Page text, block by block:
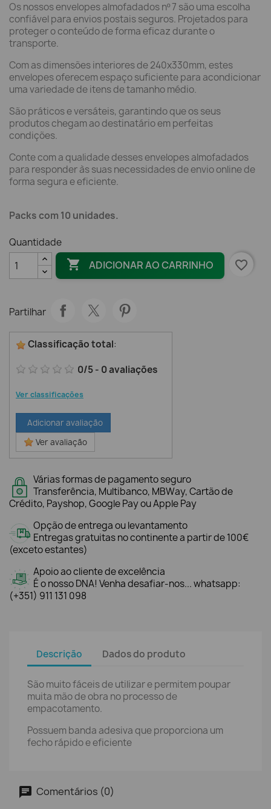
Os nossos envelopes almofadados nº 7 são uma escolha
confiável para envios postais seguros. Projetados para
proteger o conteúdo de forma eficaz durante o
transporte.
Com as dimensões interiores de 240x330mm, estes
envelopes oferecem espaço suficiente para acondicionar
uma variedade de itens de tamanho médio.
São práticos e versáteis, garantindo que os seus
produtos chegam ao destinatário em perfeitas
condições.
Conte com a qualidade desses envelopes almofadados
para responder às suas necessidades de envio online de
forma segura e eficiente.
Packs com 10 unidades.
Quantidade
 ADICIONAR AO CARRINHO favorite_border
Partilhar
Classificação total:
0/5- 0avaliações
Ver classificações
Adicionar avaliação
Ver avaliação
Várias formas de pagamento seguro
Transferência, Multibanco, MBWay, Cartão de
Crédito, Payshop, Google Pay ou Apple Pay
Opção de entrega ou levantamento
Entregas gratuitas no continente a partir de 100€
(exceto estantes)
Apoio ao cliente de excelência
É o nosso DNA! Venha desafiar-nos... whatsapp:
(+351) 911 131 098
Descrição Dados do produto
São muito fáceis de utilizar e permitem poupar
muita mão de obra no processo de
empacotamento.
Possuem banda adesiva que proporciona um
fecho rápido e eficiente
Comentários (0)